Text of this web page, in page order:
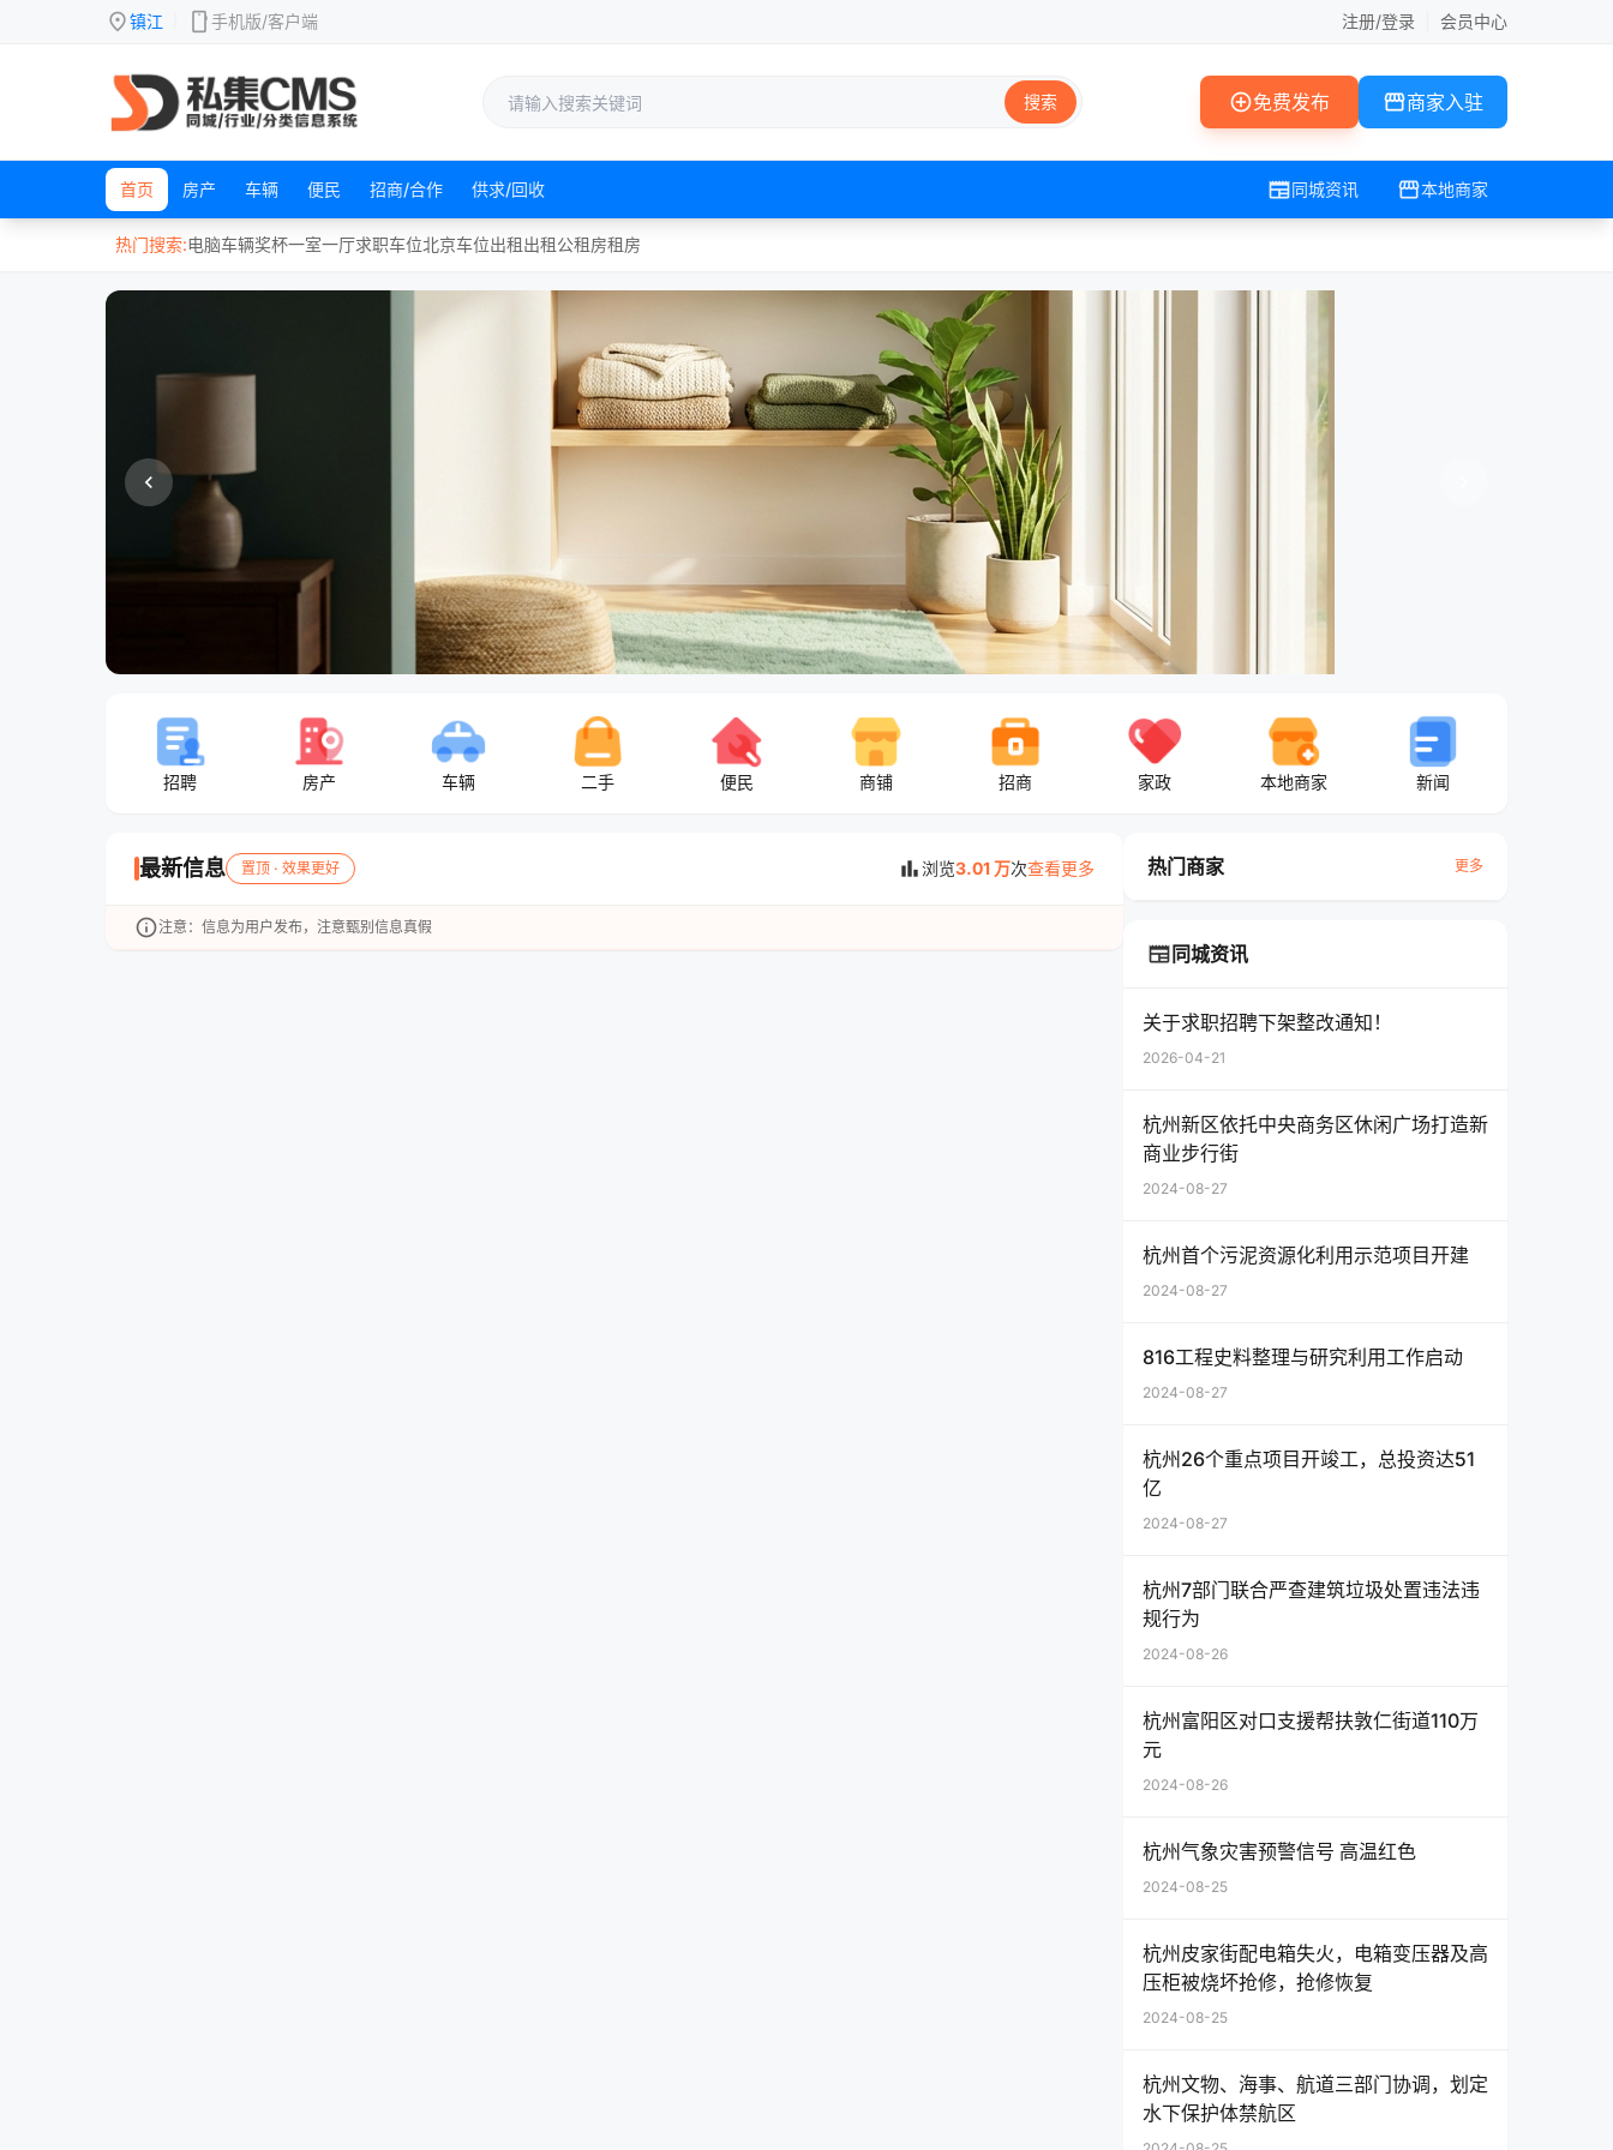
location_on镇江 mobile手机版/客户端 注册/登录 会员中心
搜索 add_circle免费发布 storefront商家入驻
首页 房产 车辆 便民 招商/合作 供求/回收 newspaper同城资讯 storefront本地商家
热门搜索:电脑车辆奖杯一室一厅求职车位北京车位出租出租公租房租房
chevron_left
招聘 房产 车辆 二手 便民 商铺 招商 家政 本地商家 新闻
最新信息 置顶 · 效果更好 bar_chart浏览3.01 万次查看更多
info注意：信息为用户发布，注意甄别信息真假
热门商家 更多
newspaper 同城资讯
关于求职招聘下架整改通知！
2026-04-21
杭州新区依托中央商务区休闲广场打造新
商业步行街
2024-08-27
杭州首个污泥资源化利用示范项目开建
2024-08-27
816工程史料整理与研究利用工作启动
2024-08-27
杭州26个重点项目开竣工，总投资达51
亿
2024-08-27
杭州7部门联合严查建筑垃圾处置违法违
规行为
2024-08-26
杭州富阳区对口支援帮扶敦仁街道110万
元
2024-08-26
杭州气象灾害预警信号 高温红色
2024-08-25
杭州皮家街配电箱失火，电箱变压器及高
压柜被烧坏抢修，抢修恢复
2024-08-25
杭州文物、海事、航道三部门协调，划定
水下保护体禁航区